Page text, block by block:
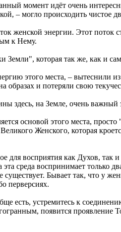
момент идёт очень
– могло происходить чистое
женской энергии. Этот
к Нему.
которая так же, как и
этого места, – вытеснили
образах и потеряли свою
здесь, на Земле, очень
основой этого места,
Женского, которая
для восприятия как Духов,
среда воспринимает только
Бывает так, что у
перверсиях.
есть, устремитесь к
появится